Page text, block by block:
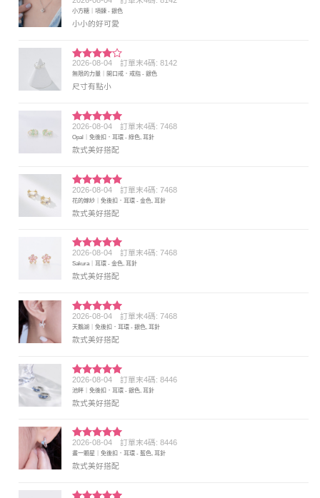
評分5 滿
分 5
小方糖｜項鍊 - 銀色
小小的好可愛
評分4
滿分 5
2026-08-04 訂單末4碼: 8142
無限的力量｜開口戒．戒指 - 銀色
尺寸有點小
評分5 滿
分 5
2026-08-04 訂單末4碼: 7468
Opal｜免後扣．耳環 - 綠色, 耳針
款式美好搭配
評分5滿
分 5
2026-08-04 訂單末4碼: 7468
花的嫁紗｜免後扣．耳環 - 金色, 耳針
款式美好搭配
評分5 滿
分 5
2026-08-04 訂單末4碼: 7468
Sakura｜耳環 - 金色, 耳針
款式美好搭配
評分5 滿
分 5
2026-08-04 訂單末4碼: 7468
天鵝湖｜免後扣．耳環 - 銀色, 耳針
款式美好搭配
評分5滿
分 5
2026-08-04 訂單末4碼: 8446
池畔｜免後扣．耳環 - 銀色, 耳針
款式美好搭配
評分5 滿
分 5
2026-08-04 訂單末4碼: 8446
畫一顆星｜免後扣．耳環 - 藍色, 耳針
款式美好搭配